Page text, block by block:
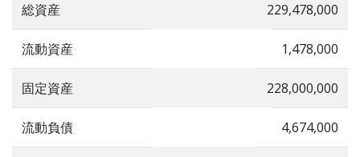
総資産 229,478,000
流動資産 1,478,000
固定資産 228,000,000
流動負債 4,674,000